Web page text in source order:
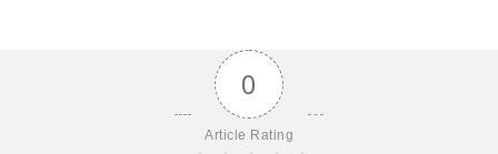
0
Article Rating